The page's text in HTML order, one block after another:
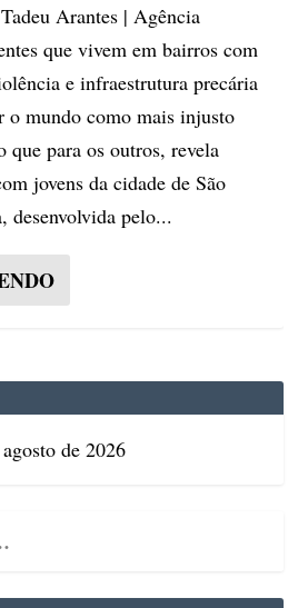
Arantes | Agência
que vivem em bairros com
e infraestrutura precária
o mundo como mais injusto
que para os outros, revela
jovens da cidade de São
desenvolvida pelo...
de 2026